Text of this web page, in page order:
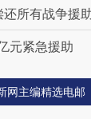
所有战争援
元紧急援助
网主编精选电邮